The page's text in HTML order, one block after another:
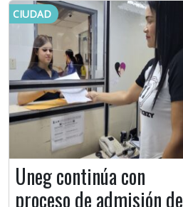
CIUDAD
Uneg continúa con
proceso de admisión de